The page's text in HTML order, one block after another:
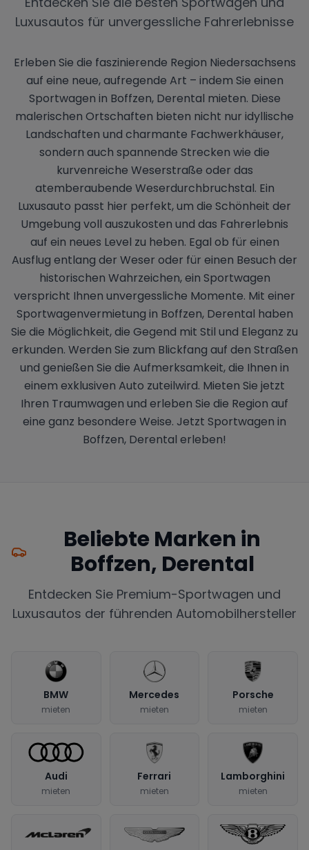
Luxusautos für unvergessliche Fahrerlebnisse
Erleben Sie die faszinierende Region Niedersachsens
auf eine neue, aufregende Art – indem Sie einen
Sportwagen in Boffzen, Derental mieten. Diese
malerischen Ortschaften bieten nicht nur idyllische
Landschaften und charmante Fachwerkhäuser,
sondern auch spannende Strecken wie die
kurvenreiche Weserstraße oder das
atemberaubende Weserdurchbruchstal. Ein
Luxusauto passt hier perfekt, um die Schönheit der
Umgebung voll auszukosten und das Fahrerlebnis
auf ein neues Level zu heben. Egal ob für einen
Ausflug entlang der Weser oder für einen Besuch der
historischen Wahrzeichen, ein Sportwagen
verspricht Ihnen unvergessliche Momente. Mit einer
Sportwagenvermietung in Boffzen, Derental haben
Sie die Möglichkeit, die Gegend mit Stil und Eleganz zu
erkunden. Werden Sie zum Blickfang auf den Straßen
und genießen Sie die Aufmerksamkeit, die Ihnen in
einem exklusiven Auto zuteilwird. Mieten Sie jetzt
Ihren Traumwagen und erleben Sie die Region auf
eine ganz besondere Weise. Jetzt Sportwagen in
Boffzen, Derental erleben!
Beliebte Marken in
Boffzen, Derental
Entdecken Sie Premium-Sportwagen und
Luxusautos der führenden Automobilhersteller
BMW
mieten
Mercedes
mieten
Porsche
mieten
Audi
mieten
Ferrari
mieten
Lamborghini
mieten